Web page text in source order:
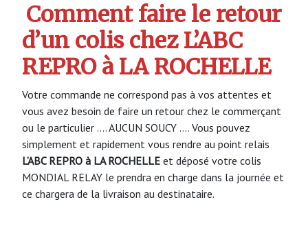
Comment faire le retour
d’un colis chez L’ABC
REPRO à LA ROCHELLE
Votre commande ne correspond pas à vos attentes et
vous avez besoin de faire un retour chez le commerçant
ou le particulier …. AUCUN SOUCY …. Vous pouvez
simplement et rapidement vous rendre au point relais
L’ABC REPRO à LA ROCHELLE et déposé votre colis
MONDIAL RELAY le prendra en charge dans la journée et
ce chargera de la livraison au destinataire.